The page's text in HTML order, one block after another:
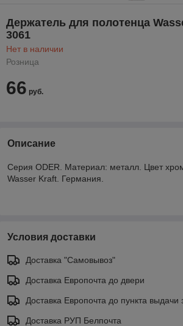
Держатель для полотенца
3061
Нет в наличии
Розница
66 руб.
Описание
Серия ODER. Материал: металл. Цвет
Wasser Kraft. Германия.
Условия доставки
Доставка "Самовывоз"
Доставка Европочта до двери
Доставка Европочта до пункта выдачи
Доставка РУП Белпочта